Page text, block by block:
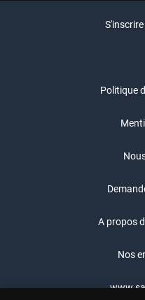
Politique
A propos
Nos